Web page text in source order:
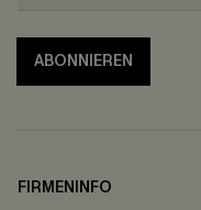
ABONNIEREN
FIRMENINFO